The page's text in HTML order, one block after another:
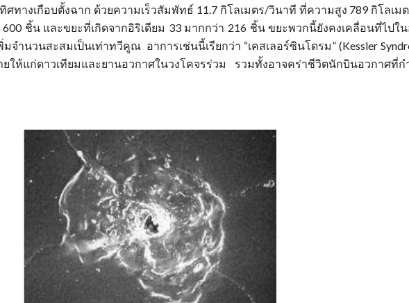
ศทางเกือบตั้งฉาก ด้วยความเร็วสัมพัทธ์ 11.7 กิโลเมตร/วินาที ที่ความสูง 789 กิโลเ
ชิ้น และขยะที่เกิดจากอิริเดียม 33 มากกว่า 216 ชิ้น ขยะพวกนี้ยังคงเคลื่อนที่ไปใ
จำนวนสะสมเป็นเท่าทวีคูณ อาการเช่นนี้เรียกว่า “เคสเลอร์ซินโดรม” (Kessler
ให้แก่ดาวเทียมและยานอวกาศในวงโคจรร่วม รวมทั้งอาจคร่าชีวิตนักบินอวกาศที่